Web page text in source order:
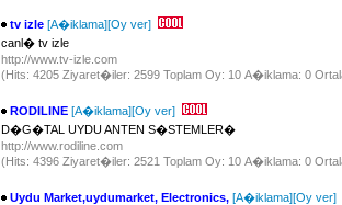
tv izle [A�iklama][Oy ver]
canl� tv izle
http://www.tv-izle.com
(Hits: 4205 Ziyaret�iler: 2599 Toplam Oy: 10 A�iklama: 0
RODILINE [A�iklama][Oy ver]
D�G�TAL UYDU ANTEN S�STEMLER�
http://www.rodiline.com
(Hits: 4396 Ziyaret�iler: 2521 Toplam Oy: 10 A�iklama: 0
Uydu Market,uydumarket, Electronics, [A�iklama][Oy ver]